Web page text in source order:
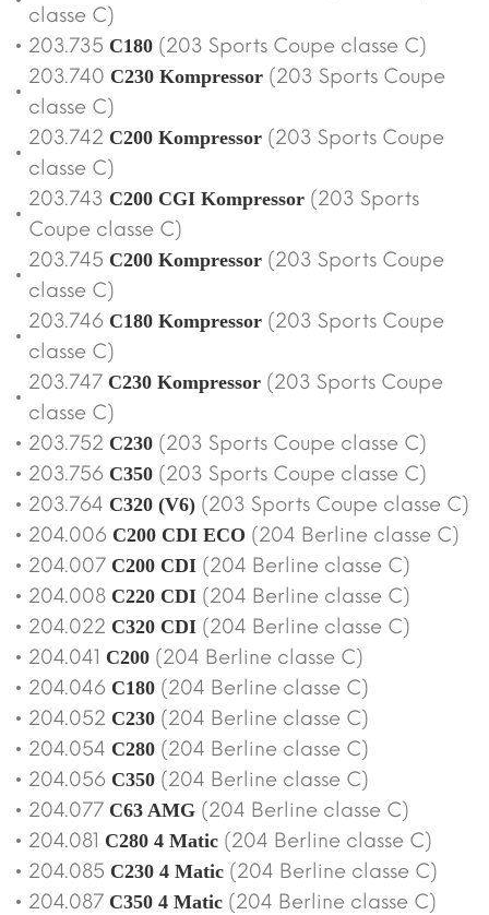
classe C)
203.735 C180 (203 Sports Coupe classe C)
203.740 C230 Kompressor (203 Sports Coupe
classe C)
203.742 C200 Kompressor (203 Sports Coupe
classe C)
203.743 C200 CGI Kompressor (203 Sports
Coupe classe C)
203.745 C200 Kompressor (203 Sports Coupe
classe C)
203.746 C180 Kompressor (203 Sports Coupe
classe C)
203.747 C230 Kompressor (203 Sports Coupe
classe C)
203.752 C230 (203 Sports Coupe classe C)
203.756 C350 (203 Sports Coupe classe C)
203.764 C320 (V6) (203 Sports Coupe classe C)
204.006 C200 CDI ECO (204 Berline classe C)
204.007 C200 CDI (204 Berline classe C)
204.008 C220 CDI (204 Berline classe C)
204.022 C320 CDI (204 Berline classe C)
204.041 C200 (204 Berline classe C)
204.046 C180 (204 Berline classe C)
204.052 C230 (204 Berline classe C)
204.054 C280 (204 Berline classe C)
204.056 C350 (204 Berline classe C)
204.077 C63 AMG (204 Berline classe C)
204.081 C280 4 Matic (204 Berline classe C)
204.085 C230 4 Matic (204 Berline classe C)
204.087 C350 4 Matic (204 Berline classe C)